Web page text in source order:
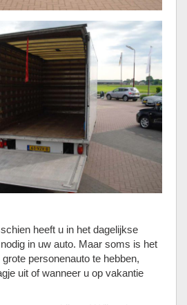
heeft u in het dagelijkse
in uw auto. Maar soms is het
personenauto te hebben,
uit of wanneer u op vakantie